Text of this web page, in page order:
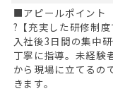
■アピールポイント
?【充実した研修制度
入社後3日間の集中
丁寧に指導。未経験
から現場に立てるの
きます。